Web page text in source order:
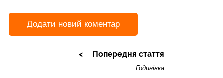
Додати новий коментар
Попередня стаття
Годинівка